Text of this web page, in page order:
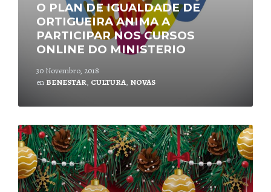
O PLAN DE IGUALDADE DE
ORTIGUEIRA ANIMA A
PARTICIPAR NOS CURSOS
ONLINE DO MINISTERIO
30 Novembro, 2018
en BENESTAR, CULTURA, NOVAS
Leer
mais